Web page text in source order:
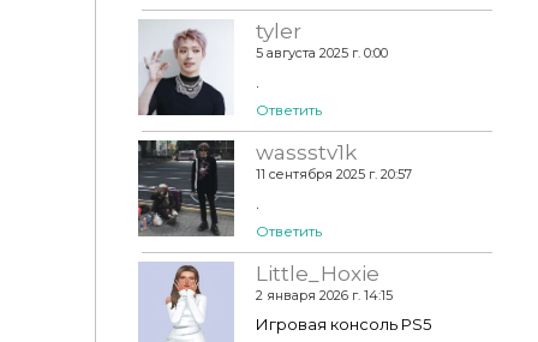
tyler
5 августа 2025 г. 0:00
.
Ответить
wassstv1k
11 сентября 2025 г. 20:57
.
Ответить
Little_Hoxie
2 января 2026 г. 14:15
Игровая консоль PS5